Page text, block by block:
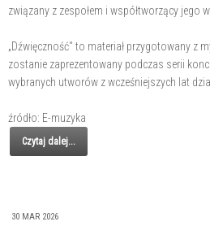
związany z zespołem i współtworzący jego
„Dźwięczność" to materiał przygotowany z
zostanie zaprezentowany podczas serii
wybranych utworów z wcześniejszych lat
źródło: E-muzyka
Czytaj dalej...
30 MAR 2026